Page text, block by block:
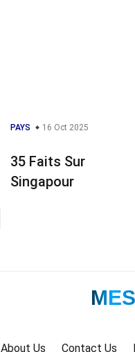
PAYS 16 Oct 2025
35 Faits Sur
Singapour
About Us Contact Us